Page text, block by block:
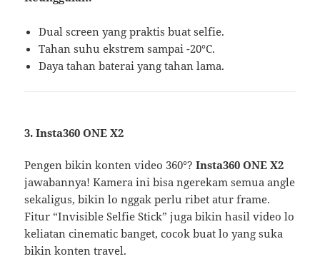
Dual screen yang praktis buat selfie.
Tahan suhu ekstrem sampai -20°C.
Daya tahan baterai yang tahan lama.
3.Insta360 ONE X2
Pengen bikin konten video 360°?Insta360 ONE X2
jawabannya! Kamera ini bisa ngerekam semua angle
sekaligus, bikin lo nggak perlu ribet atur frame.
Fitur “Invisible Selfie Stick” juga bikin hasil video lo
keliatan cinematic banget, cocok buat lo yang suka
bikin konten travel.